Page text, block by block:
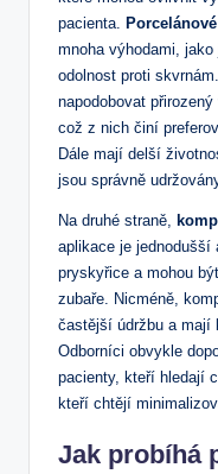
pacienta.
mnoha výhodami,
odolnost proti
napodobovat
což z nich činí
Dále mají delší
jsou správně
Na druhé straně,
aplikace je
pryskyřice a mohou
zubaře. Nicméně,
častější údržbu a mají
Odborníci obvykle
pacienty, kteří hledají
kteří chtějí
Jak probíhá